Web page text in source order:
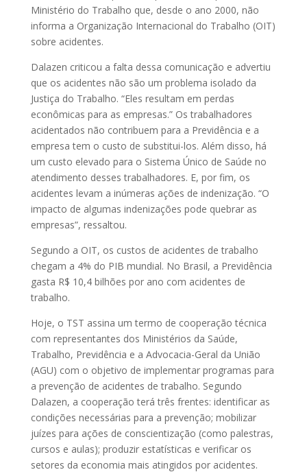
Ministério do Trabalho que, desde o ano 2000, não
informa a Organização Internacional do Trabalho (OIT)
sobre acidentes.
Dalazen criticou a falta dessa comunicação e advertiu
que os acidentes não são um problema isolado da
Justiça do Trabalho. “Eles resultam em perdas
econômicas para as empresas.” Os trabalhadores
acidentados não contribuem para a Previdência e a
empresa tem o custo de substitui-los. Além disso, há
um custo elevado para o Sistema Único de Saúde no
atendimento desses trabalhadores. E, por fim, os
acidentes levam a inúmeras ações de indenização. “O
impacto de algumas indenizações pode quebrar as
empresas”, ressaltou.
Segundo a OIT, os custos de acidentes de trabalho
chegam a 4% do PIB mundial. No Brasil, a Previdência
gasta R$ 10,4 bilhões por ano com acidentes de
trabalho.
Hoje, o TST assina um termo de cooperação técnica
com representantes dos Ministérios da Saúde,
Trabalho, Previdência e a Advocacia-Geral da União
(AGU) com o objetivo de implementar programas para
a prevenção de acidentes de trabalho. Segundo
Dalazen, a cooperação terá três frentes: identificar as
condições necessárias para a prevenção; mobilizar
juízes para ações de conscientização (como palestras,
cursos e aulas); produzir estatísticas e verificar os
setores da economia mais atingidos por acidentes.